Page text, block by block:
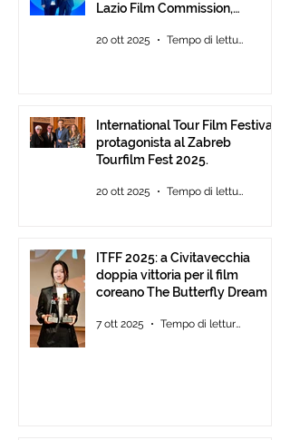
Lazio Film Commission,
Musica Roma, consegna degli
20 ott 2025 Tempo di lettura: 2 min
International Tour Film Festival
protagonista al Zabreb
Tourfilm Fest 2025.
20 ott 2025 Tempo di lettura: 1 min
ITFF 2025: a Civitavecchia
doppia vittoria per il film
coreano The Butterfly Dream
7 ott 2025 Tempo di lettura: 4 min